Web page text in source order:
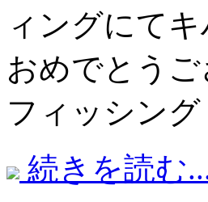
ィングにて
おめでとう
フィッシング
続きを読む